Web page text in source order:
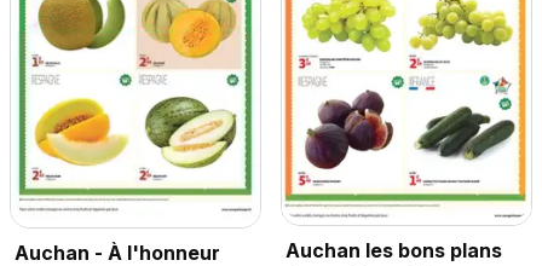
Auchan - À l'honneur
Auchan les bons plans